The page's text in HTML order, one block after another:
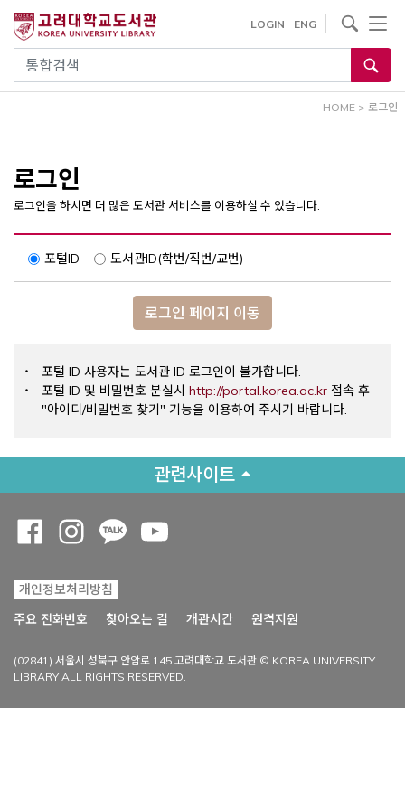
건
통합검색
LOGIN ENG
사이트내 검색
HOME > 로그인
로그인
로그인을 하시면 더 많은 도서관 서비스를 이용하실 수 있습니다.
포털ID 도서관ID(학번/직번/교번)
로그인 페이지 이동
포털 ID 사용자는 도서관 ID 로그인이 불가합니다.
포털 ID 및 비밀번호 분실시 http://portal.korea.ac.krOpens a
접속 후
"아이디/비밀번호 찾기" 기능을 이용하여 주시기 바랍니다.
관련사이트
개인정보처리방침
주요 전화번호
찾아오는 길 개관시간 원격지원
(02841) 서울시 성북구 안암로 145 고려대학교 도서관 © KOREA UNIVERSITY
LIBRARY ALL RIGHTS RESERVED.
Opens a new window
Opens a new window
Opens a new window